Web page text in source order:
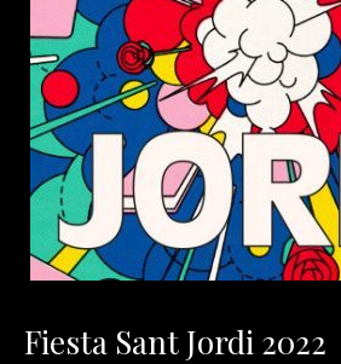
Fiesta Sant Jordi 2022